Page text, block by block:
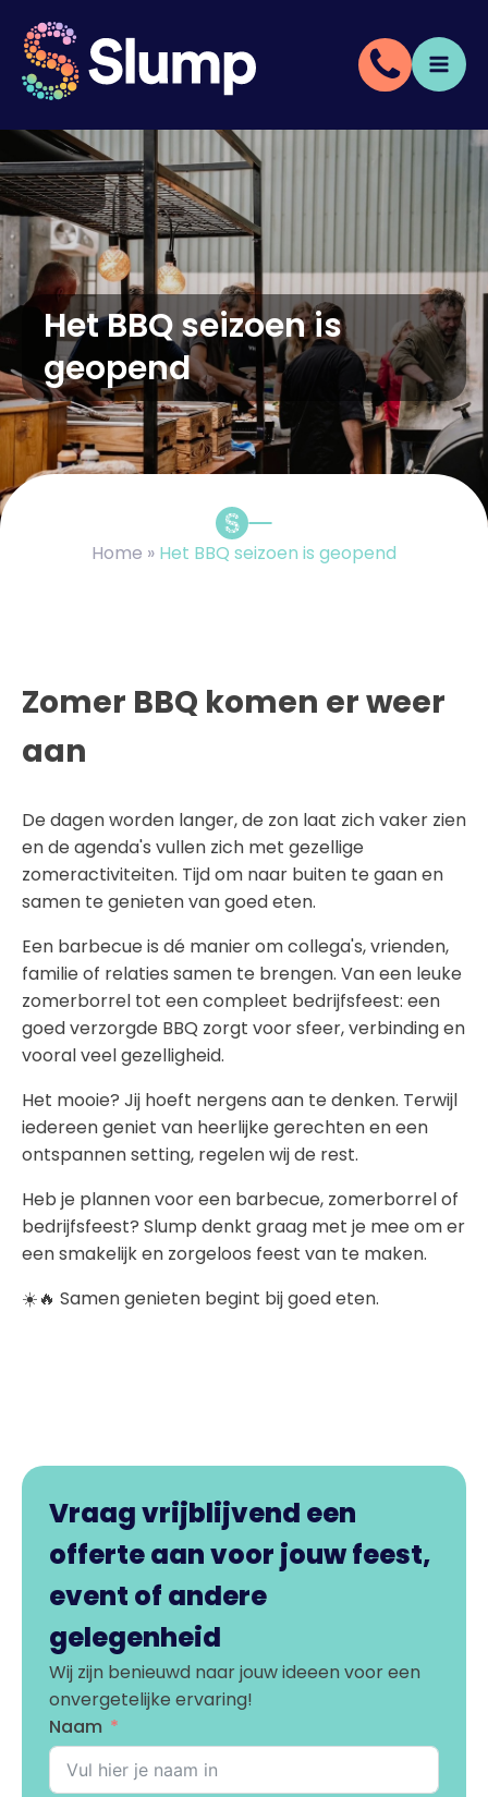
Het BBQ seizoen is
geopend
Home » Het BBQ seizoen is geopend
Zomer BBQ komen er weer
aan
De dagen worden langer, de zon laat zich vaker zien
en de agenda's vullen zich met gezellige
zomeractiviteiten. Tijd om naar buiten te gaan en
samen te genieten van goed eten.
Een barbecue is dé manier om collega's, vrienden,
familie of relaties samen te brengen. Van een leuke
zomerborrel tot een compleet bedrijfsfeest: een
goed verzorgde BBQ zorgt voor sfeer, verbinding en
vooral veel gezelligheid.
Het mooie? Jij hoeft nergens aan te denken. Terwijl
iedereen geniet van heerlijke gerechten en een
ontspannen setting, regelen wij de rest.
Heb je plannen voor een barbecue, zomerborrel of
bedrijfsfeest? Slump denkt graag met je mee om er
een smakelijk en zorgeloos feest van te maken.
☀️🔥 Samen genieten begint bij goed eten.
Vraag vrijblijvend een
offerte aan voor jouw feest,
event of andere
gelegenheid
Wij zijn benieuwd naar jouw ideeen voor een
onvergetelijke ervaring!
Naam